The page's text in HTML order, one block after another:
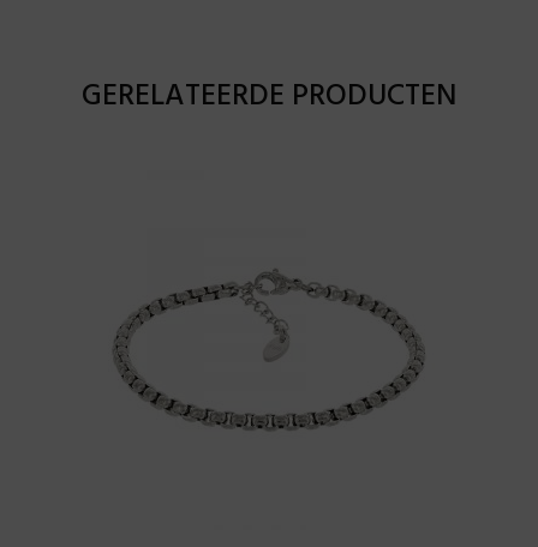
GERELATEERDE PRODUCTEN